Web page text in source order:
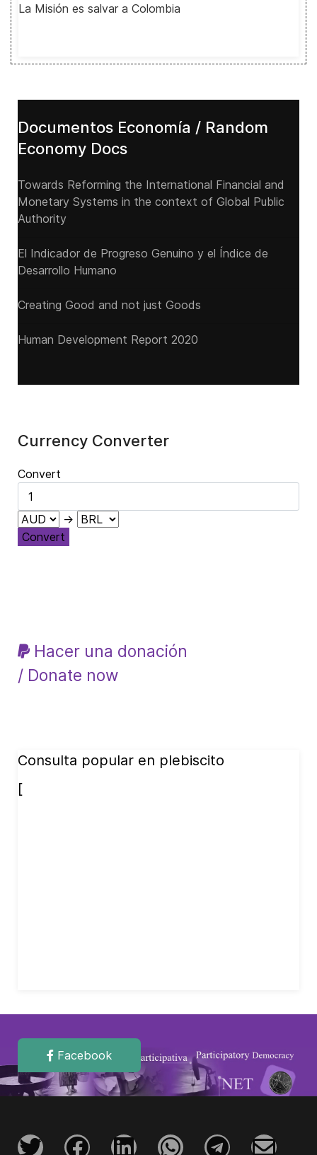
La Misión es salvar a Colombia
Documentos Economía / Random
Economy Docs
Towards Reforming the International Financial and
Monetary Systems in the context of Global Public
Authority
El Indicador de Progreso Genuino y el Índice de
Desarrollo Humano
Creating Good and not just Goods
Human Development Report 2020
Currency Converter
Convert
→
Convert
Hacer una donación
/ Donate now
Consulta popular en plebiscito
[
Facebook